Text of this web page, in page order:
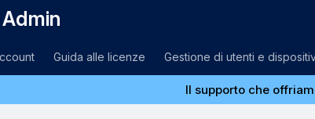
Guida alle licenze Gestione di utenti e
Il supporto che